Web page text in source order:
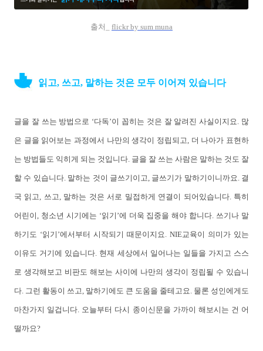
출처_ flickr by sum muna
읽고, 쓰고, 말하는 것은 모두 이어져 있습니다
글을 잘 쓰는 방법으로 ‘다독’이 꼽히는 것은 잘 알려진 사실이지요. 많
은 글을 읽어보는 과정에서 나만의 생각이 정립되고, 더 나아가 표현하
는 방법들도 익히게 되는 것입니다. 글을 잘 쓰는 사람은 말하는 것도 잘
할 수 있습니다. 말하는 것이 글쓰기이고, 글쓰기가 말하기이니까요. 결
국 읽고, 쓰고, 말하는 것은 서로 밀접하게 연결이 되어있습니다. 특히
어린이, 청소년 시기에는 ‘읽기’에 더욱 집중을 해야 합니다. 쓰기나 말
하기도 ‘읽기’에서부터 시작되기 때문이지요. NIE교육이 의미가 있는
이유도 거기에 있습니다. 현재 세상에서 일어나는 일들을 가지고 스스
로 생각해보고 비판도 해보는 사이에 나만의 생각이 정립될 수 있습니
다. 그런 활동이 쓰고, 말하기에도 큰 도움을 줄테고요. 물론 성인에게도
마찬가지 일겁니다. 오늘부터 다시 종이신문을 가까이 해보시는 건 어
떨까요?